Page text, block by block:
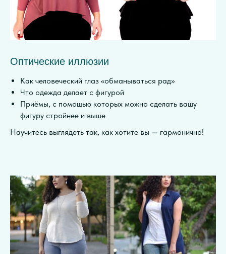
Оптические иллюзии
Как человеческий глаз «обманываться рад»
Что одежда делает с фигурой
Приёмы, с помощью которых можно сделать вашу
фигуру стройнее и выше
Научитесь выглядеть так, как хотите вы — гармонично!